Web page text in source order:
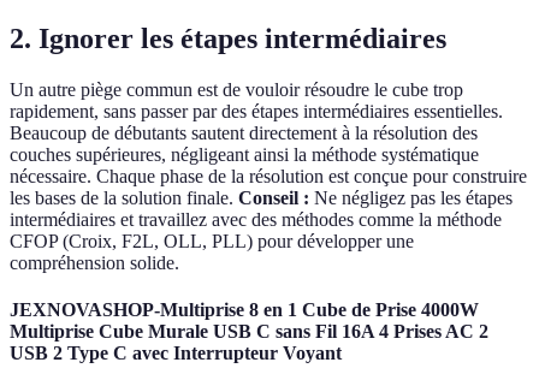
2. Ignorer les étapes intermédiaires
Un autre piège commun est de vouloir résoudre le cube trop
rapidement, sans passer par des étapes intermédiaires essentielles.
Beaucoup de débutants sautent directement à la résolution des
couches supérieures, négligeant ainsi la méthode systématique
nécessaire. Chaque phase de la résolution est conçue pour construire
les bases de la solution finale. Conseil : Ne négligez pas les étapes
intermédiaires et travaillez avec des méthodes comme la méthode
CFOP (Croix, F2L, OLL, PLL) pour développer une
compréhension solide.
JEXNOVASHOP-Multiprise 8 en 1 Cube de Prise 4000W
Multiprise Cube Murale USB C sans Fil 16A 4 Prises AC 2
USB 2 Type C avec Interrupteur Voyant